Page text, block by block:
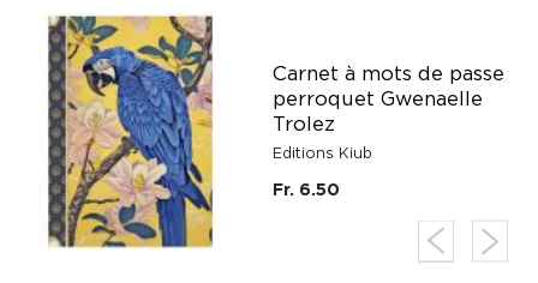
Carnet à mots de passe
perroquet Gwenaelle
Trolez
Editions Kiub
Fr. 6.50